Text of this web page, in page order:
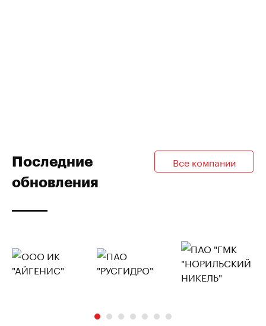
Последние
обновления
Все компании